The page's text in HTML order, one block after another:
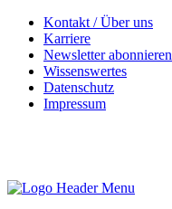
Kontakt / Über uns
Karriere
Newsletter abonnieren
Wissenswertes
Datenschutz
Impressum